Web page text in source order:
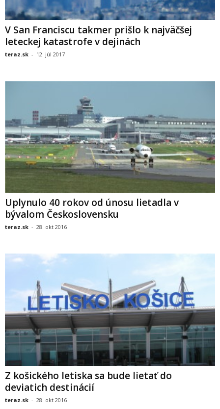
V San Franciscu takmer prišlo k najväčšej
leteckej katastrofe v dejinách
teraz.sk - 12. júl 2017
Uplynulo 40 rokov od únosu lietadla v
bývalom Československu
teraz.sk - 28. okt 2016
Z košického letiska sa bude lietať do
deviatich destinácií
teraz.sk - 28. okt 2016